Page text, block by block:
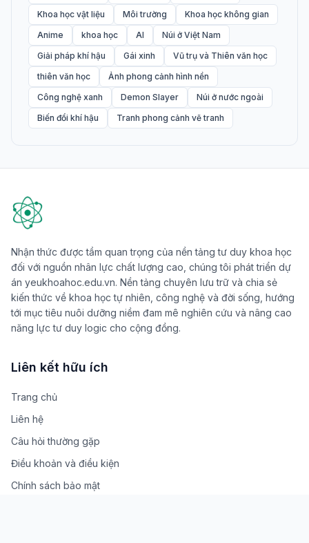
Khoa học vật liệu
Môi trường
Khoa học không gian
Anime
khoa học AI
Núi ở Việt Nam
Giải pháp khí hậu
Gái xinh
Vũ trụ và Thiên văn học
thiên văn học
Ảnh phong cảnh hình nền
Công nghệ xanh
Demon Slayer
Núi ở nước ngoài
Biến đổi khí hậu
Tranh phong cảnh vẽ tranh
Nhận thức được tầm quan trọng của nền tảng tư duy khoa học
đối với nguồn nhân lực chất lượng cao, chúng tôi phát triển dự
án yeukhoahoc.edu.vn. Nền tảng chuyên lưu trữ và chia sẻ
kiến thức về khoa học tự nhiên, công nghệ và đời sống, hướng
tới mục tiêu nuôi dưỡng niềm đam mê nghiên cứu và nâng cao
năng lực tư duy logic cho cộng đồng.
Liên kết hữu ích
Trang chủ
Liên hệ
Câu hỏi thường gặp
Điều khoản và điều kiện
Chính sách bảo mật